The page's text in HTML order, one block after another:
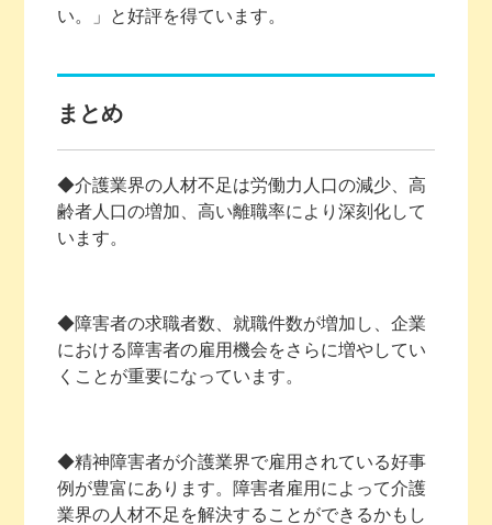
い。」と好評を得ています。
まとめ
◆介護業界の人材不足は労働力人口の減少、高
齢者人口の増加、高い離職率により深刻化して
います。
◆障害者の求職者数、就職件数が増加し、企業
における障害者の雇用機会をさらに増やしてい
くことが重要になっています。
◆精神障害者が介護業界で雇用されている好事
例が豊富にあります。障害者雇用によって介護
業界の人材不足を解決することができるかもし